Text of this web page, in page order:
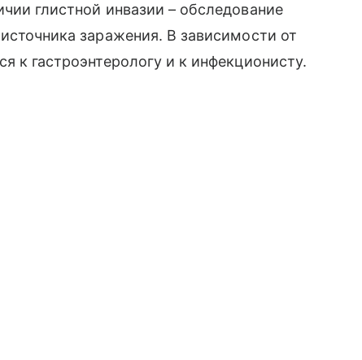
глистной инвазии – обследование
заражения. В зависимости от
к гастроэнтерологу и к инфекционисту.